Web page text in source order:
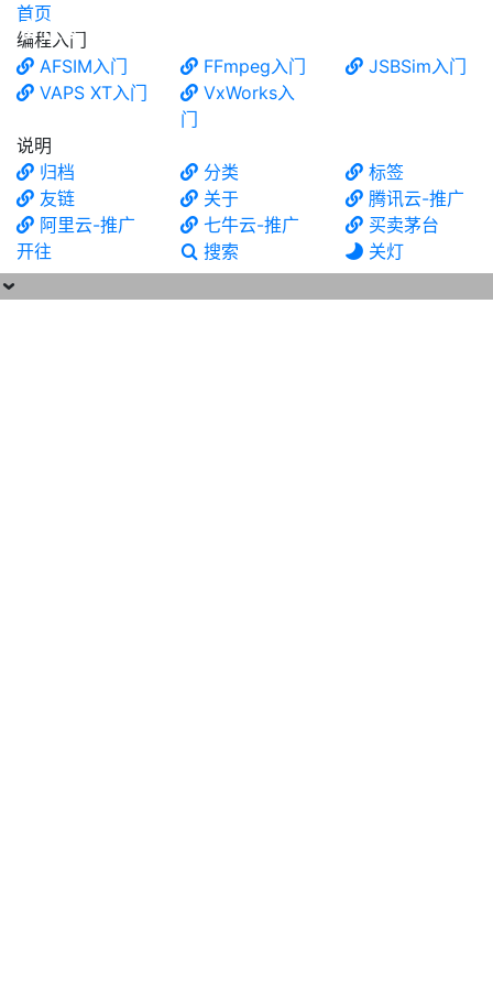
食铁兽
首页
编程入门
AFSIM入门
FFmpeg入门
JSBSim入门
VAPS XT入门
VxWorks入
门
说明
归档
分类
标签
友链
关于
腾讯云-推广
阿里云-推广
七牛云-推广
买卖茅台
开往
搜索 关灯